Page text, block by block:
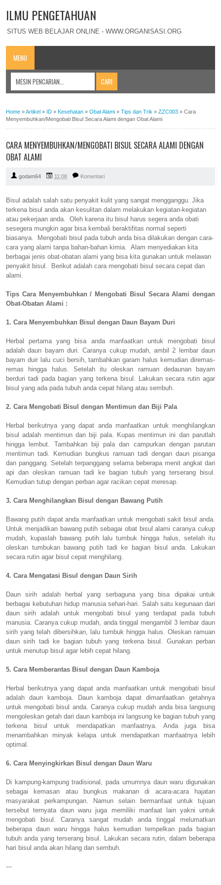
ILMU PENGETAHUAN
SITUS WEB BELAJAR ONLINE - WWW.ORGANISASI.ORG
MENU
Home »Artikel » ID » Kesehatan » Obat Alami » Tips dan Trik » ZZC003 » Cara
Menyembuhkan/Mengobati Bisul Secara Alami dengan Obat Alami
CARA MENYEMBUHKAN/MENGOBATI BISUL SECARA ALAMI DENGAN
OBAT ALAMI
godam64 11:08 Komentari
Bisul adalah salah satu penyakit kulit yang sangat mengganggu. Jika
terkena bisul anda akan kesulitan dalam melakukan kegiatan-kegiatan
atau pekerjaan anda. Oleh karena itu bisul harus segera anda obati
sesegera mungkin agar bisa kembali beraktifitas normal seperti
biasanya. Mengobati bisul pada tubuh anda bisa dilakukan dengan cara-
cara yang alami tanpa bahan-bahan kimia. Alam menyediakan kita
berbagai jenis obat-obatan alami yang bisa kita gunakan untuk melawan
penyakit bisul. Berikut adalah cara mengobati bisul secara cepat dan
alami.
Tips Cara Menyembuhkan / Mengobati Bisul Secara Alami dengan
Obat-Obatan Alami :
1. Cara Menyembuhkan Bisul dengan Daun Bayam Duri
Herbal pertama yang bisa anda manfaatkan untuk mengobati bisul
adalah daun bayam duri. Caranya cukup mudah, ambil 2 lembar daun
bayam duir lalu cuci bersih, tambahkan garam halus kemudian diremas-
remas hingga halus. Setelah itu oleskan ramuan dedaunan bayam
berduri tadi pada bagian yang terkena bisul. Lakukan secara rutin agar
bisul yang ada pada tubuh anda cepat hilang atau sembuh.
2. Cara Mengobati Bisul dengan Mentimun dan Biji Pala
Herbal berikutnya yang dapat anda manfaatkan untuk menghilangkan
bisul adalah mentimun dan biji pala. Kupas mentimun ini dan parutlah
hingga lembut. Tambahkan biji pala dan campurkan dengan parutan
mentimun tadi. Kemudian bungkus ramuan tadi dengan daun pisanga
dan panggang. Setelah terpanggang selama beberapa menit angkat dari
api dan oleskan ramuan tadi ke bagian tubuh yang terserang bisul.
Kemudian tutup dengan perban agar racikan cepat meresap.
3. Cara Menghilangkan Bisul dengan Bawang Putih
Bawang putih dapat anda manfaatkan untuk mengobati sakit bisul anda.
Untuk menjadikan bawang putih sebagai obat bisul alami caranya cukup
mudah, kupaslah bawang putih lalu tumbuk hingga halus, setelah itu
oleskan tumbukan bawang putih tadi ke bagian bisul anda. Lakukan
secara rutin agar bisul cepat menghilang.
4. Cara Mengatasi Bisul dengan Daun Sirih
Daun sirih adalah herbal yang serbaguna yang bisa dipakai untuk
berbagai kebutuhan hidup manusia sehari-hari. Salah satu kegunaan dari
daun sirih adalah untuk mengobati bisul yang terdapat pada tubuh
manusia. Caranya cukup mudah, anda tinggal mengambil 3 lembar daun
sirih yang telah dibersihkan, lalu tumbuk hingga halus. Oleskan ramuan
daun sirih tadi ke bagian tubuh yang terkena bisul. Gunakan perban
untuk menutup bisul agar lebih cepat hilang.
5. Cara Memberantas Bisul dengan Daun Kamboja
Herbal berikutnya yang dapat anda manfaatkan untuk mengobati bisul
adalah daun kamboja. Daun kamboja dapat dimanfaatkan getahnya
untuk mengobati bisul anda. Caranya cukup mudah anda bisa langsung
mengoleskan getah dari daun kamboja ini langsung ke bagian tubuh yang
terkena bisul untuk mendapatkan manfaatnya. Anda juga bisa
menambahkan minyak kelapa untuk mendapatkan manfaatnya lebih
optimal.
6. Cara Menyingkirkan Bisul dengan Daun Waru
Di kampung-kampung tradisional, pada umumnya daun waru digunakan
sebagai kemasan atau bungkus makanan di acara-acara hajatan
masyarakat perkampungan. Namun selain bermanfaat untuk tujuan
tersebut ternyata daun waru juga memiliki manfaat lain yakni untuk
mengobati bisul. Caranya sangat mudah anda tinggal melumatkan
beberapa daun waru hingga halus kemudian tempelkan pada bagian
tubuh anda yang terserang bisul. Lakukan secara rutin, dalam beberapa
hari bisul anda akan hilang dan sembuh.
---